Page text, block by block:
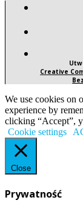
Creative
We use cookies on
experience by
clicking “Accept”,
Cookie settings
Close
Prywatność